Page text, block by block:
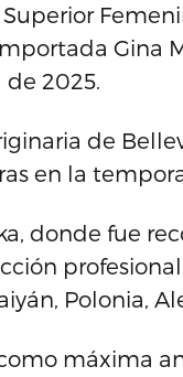
Gina
2025.
de
en la
donde fue
Polonia,
máxima